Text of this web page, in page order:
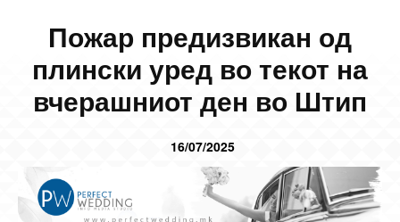
Пожар предизвикан од
плински уред во текот на
вчерашниот ден во Штип
16/07/2025